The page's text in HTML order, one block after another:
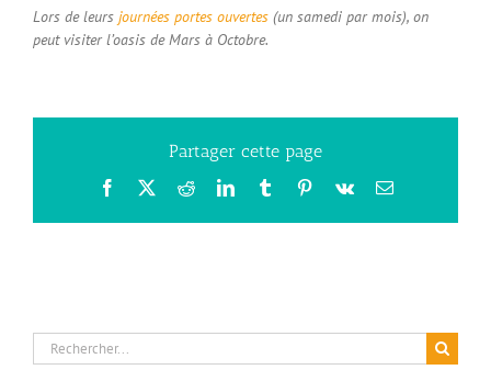
Lors de leurs journées portes ouvertes (un samedi par mois), on
peut visiter l’oasis de Mars à Octobre.
Partager cette page
Facebook
X RedditLinkedInTumblrPinterest
Vk Email
Rechercher: